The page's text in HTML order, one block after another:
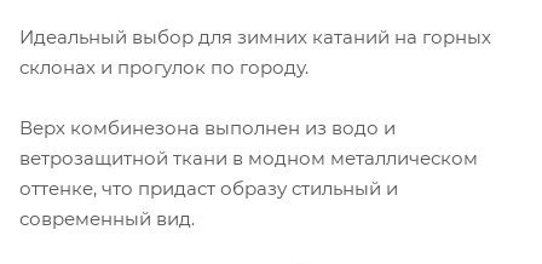
Идеальный выбор для зимних катаний на горных
склонах и прогулок по городу.
Верх комбинезона выполнен из водо и
ветрозащитной ткани в модном металлическом
оттенке, что придаст образу стильный и
современный вид.